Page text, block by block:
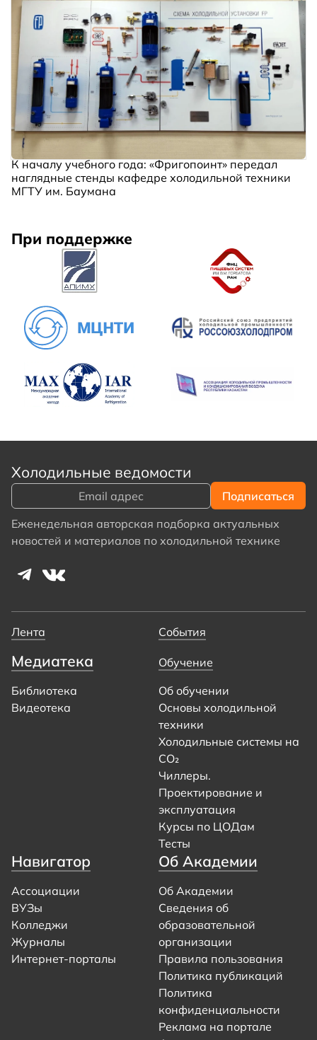
К началу учебного года: «Фригопоинт» передал
наглядные стенды кафедре холодильной техники
МГТУ им. Баумана
При поддержке
Холодильные ведомости
Еженедельная авторская подборка актуальных
новостей и материалов по холодильной технике
Лента События
Медиатека
Библиотека
Видеотека
Обучение
Об обучении
Основы холодильной
техники
Холодильные системы на
CO₂
Чиллеры.
Проектирование и
эксплуатация
Курсы по ЦОДам
Тесты
Навигатор
Ассоциации
ВУЗы
Колледжи
Журналы
Интернет-порталы
Об Академии
Об Академии
Сведения об
образовательной
организации
Правила пользования
Политика публикаций
Политика
конфиденциальности
Реклама на портале